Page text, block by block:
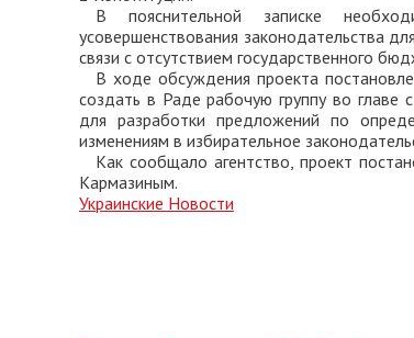
В пояснительной записке
усовершенствования законодательства
связи с отсутствием государственного
В ходе обсуждения проекта
создать в Раде рабочую группу во главе
для разработки предложений по
изменениям в избирательное
Как сообщало агентство, проект
Кармазиным.
Украинские Новости